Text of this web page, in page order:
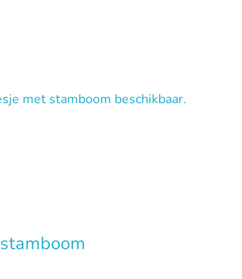
met stamboom beschikbaar.